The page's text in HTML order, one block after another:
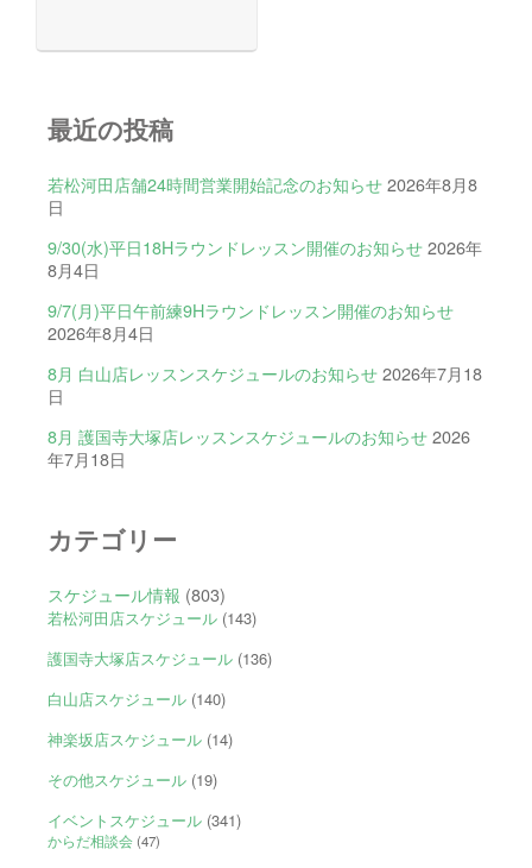
最近の投稿
若松河田店舗24時間営業開始記念のお知らせ 2026年8月8
日
9/30(水)平日18Hラウンドレッスン開催のお知らせ 2026年
8月4日
9/7(月)平日午前練9Hラウンドレッスン開催のお知らせ
2026年8月4日
8月 白山店レッスンスケジュールのお知らせ 2026年7月18
日
8月 護国寺大塚店レッスンスケジュールのお知らせ 2026
年7月18日
カテゴリー
スケジュール情報 (803)
若松河田店スケジュール(143)
護国寺大塚店スケジュール(136)
白山店スケジュール(140)
神楽坂店スケジュール(14)
その他スケジュール(19)
イベントスケジュール(341)
からだ相談会(47)